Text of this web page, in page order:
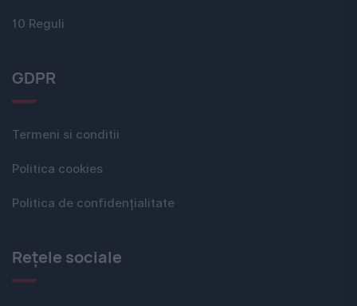
10 Reguli
GDPR
Termeni si conditii
Politica cookies
Politica de confidențialitate
Rețele sociale